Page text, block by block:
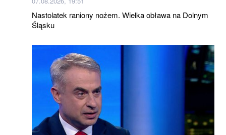
Nastolatek raniony nożem. Wielka obława na Dolnym
Śląsku